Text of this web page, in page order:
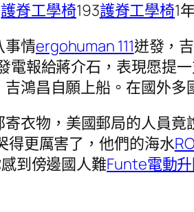
護脊工學椅193護脊工學椅1
事情ergohuman 111迸發，
電報給蔣介石，表現愿提
鴻昌自願上船。在國外
衣物，美國郵局的人員
得更厲害了，他們的海水
到傍邊國人難Funte電動